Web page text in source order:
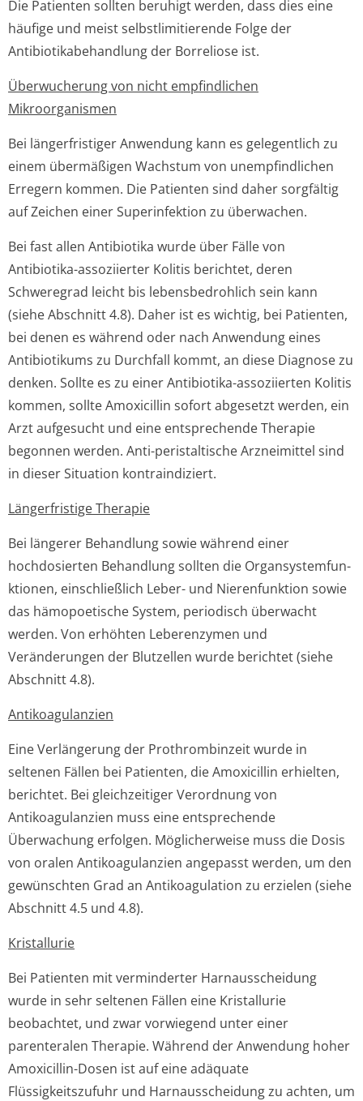
Die Patienten sollten beruhigt werden, dass dies eine
häufige und meist selbstlimitierende Folge der
Antibiotikabe­handlung der Borreliose ist.
Überwucherung von nicht empfindlichen
Mikroorganismen
Bei längerfristiger Anwendung kann es gelegentlich zu
einem übermäßigen Wachstum von unempfindlichen
Erregern kommen. Die Patienten sind daher sorgfältig
auf Zeichen einer Superinfektion zu überwachen.
Bei fast allen Antibiotika wurde über Fälle von
Antibiotika-assoziierter Kolitis berichtet, deren
Schweregrad leicht bis lebensbedrohlich sein kann
(siehe Abschnitt 4.8). Daher ist es wichtig, bei Patienten,
bei denen es während oder nach Anwendung eines
Antibiotikums zu Durchfall kommt, an diese Diagnose zu
denken. Sollte es zu einer Antibiotika-assoziierten Kolitis
kommen, sollte Amoxicillin sofort abgesetzt werden, ein
Arzt aufgesucht und eine entsprechende Therapie
begonnen werden. Anti-peristaltische Arzneimittel sind
in dieser Situation kontraindiziert.
Längerfristige Therapie
Bei längerer Behandlung sowie während einer
hochdosierten Behandlung sollten die Organsystemfun­
ktionen, einschließlich Leber- und Nierenfunktion sowie
das hämopoetische System, periodisch überwacht
werden. Von erhöhten Leberenzymen und
Veränderungen der Blutzellen wurde berichtet (siehe
Abschnitt 4.8).
Antikoagulanzien
Eine Verlängerung der Prothrombinzeit wurde in
seltenen Fällen bei Patienten, die Amoxicillin erhielten,
berichtet. Bei gleichzeitiger Verordnung von
Antikoagulanzien muss eine entsprechende
Überwachung erfolgen. Möglicherweise muss die Dosis
von oralen Antikoagulanzien angepasst werden, um den
gewünschten Grad an Antikoagulation zu erzielen (siehe
Abschnitt 4.5 und 4.8).
Kristallurie
Bei Patienten mit verminderter Harnausscheidung
wurde in sehr seltenen Fällen eine Kristallurie
beobachtet, und zwar vorwiegend unter einer
parenteralen Therapie. Während der Anwendung hoher
Amoxicillin-Dosen ist auf eine adäquate
Flüssigkeitszufuhr und Harnausscheidung zu achten, um